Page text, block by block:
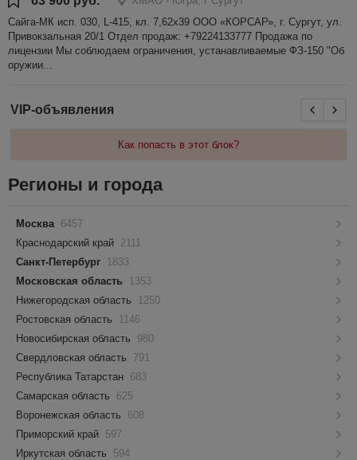
Сайга-МК исп. 030, L-415, кл. 7,62х39 ООО «КОРСАР», г. Сургут, ул.
Привокзальная 20/1 Отдел продаж: +79224133777 Продажа по
лицензии Мы соблюдаем ограничения, устанавливаемые ФЗ-150 "Об
оружии...
VIP-объявления
Как попасть в этот блок?
Регионы и города
Москва 6457
Краснодарский край 2111
Санкт-Петербург 1833
Московская область 1353
Нижегородская область
1250
Ростовская область
1146
Новосибирская область
980
Свердловская область
791
Республика Татарстан 683
Самарская область
625
Воронежская область
608
Приморский край 597
Иркутская область
594